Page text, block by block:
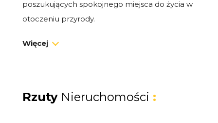
poszukujących spokojnego miejsca do życia w
otoczeniu przyrody.
Lokalizacja
miejscem na rekreację i wypoczynek. Zaledwie
2,8 km dzieli nieruchomość od ujścia Wisły
Więcej
Rzuty Nieruchomości :